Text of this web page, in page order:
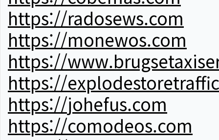
https://radosews.com
https://monewos.com
https://
https://
https://johefus.com
https://comodeos.com